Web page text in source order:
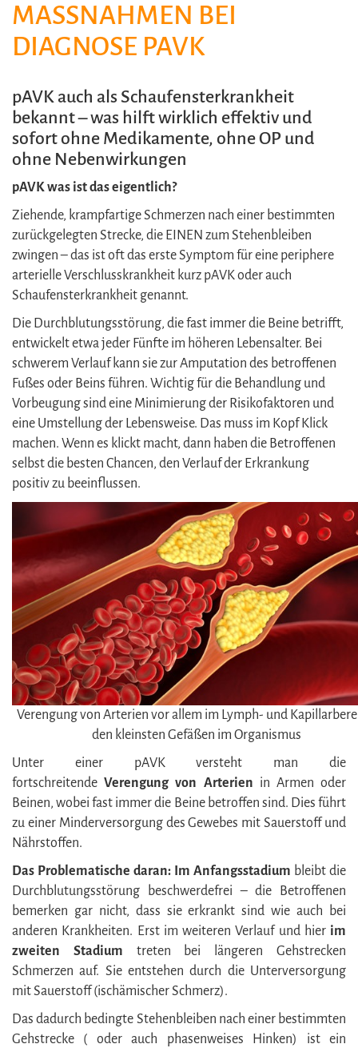
MASSNAHMEN BEI D
IAGNOSE PAVK
pAVK auch als Schaufensterkrankheit
bekannt – was hilft wirklich effektiv und
sofort ohne Medikamente, ohne OP und
ohne Nebenwirkungen
pAVK was ist das eigentlich?
Ziehende, krampfartige Schmerzen nach einer bestimmten
zurückgelegten Strecke, die EINEN zum Stehenbleiben
zwingen – das ist oft das erste Symptom für eine periphere
arterielle Verschlusskrankheit kurz pAVK oder auch
Schaufensterkrankheit genannt.
Die Durchblutungsstörung, die fast immer die Beine betrifft,
entwickelt etwa jeder Fünfte im höheren Lebensalter. Bei
schwerem Verlauf kann sie zur Amputation des betroffenen
Fußes oder Beins führen. Wichtig für die Behandlung und
Vorbeugung sind eine Minimierung der Risikofaktoren und
eine Umstellung der Lebensweise. Das muss im Kopf Klick
machen. Wenn es klickt macht, dann haben die Betroffenen
selbst die besten Chancen, den Verlauf der Erkrankung
positiv zu beeinflussen.
Verengung von Arterien vor allem im Lymph- und
den kleinsten Gefäßen im Organismus
Unter einer pAVK versteht man die
fortschreitendeVerengung von Arterien in Armen oder
Beinen, wobei fast immer die Beine betroffen sind. Dies führt
zu einer Minderversorgung des Gewebes mit Sauerstoff und
Nährstoffen.
Das Problematische daran: Im Anfangsstadium bleibt die
Durchblutungsstörung beschwerdefrei – die Betroffenen
bemerken gar nicht, dass sie erkrankt sind wie auch bei
anderen Krankheiten. Erst im weiteren Verlauf und hier im
zweiten Stadium treten bei längeren Gehstrecken
Schmerzen auf. Sie entstehen durch die Unterversorgung
mit Sauerstoff (ischämischer Schmerz).
Das dadurch bedingte Stehenbleiben nach einer bestimmten
Gehstrecke ( oder auch phasenweises Hinken) ist ein